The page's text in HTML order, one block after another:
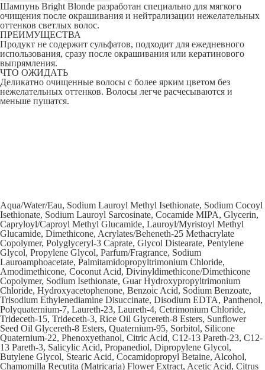
Шампунь Bright Blonde разработан специально для мягкого
очищения после окрашивания и нейтрализации нежелательных
оттенков светлых волос.
ПРЕИМУЩЕСТВА
Продукт не содержит сульфатов, подходит для ежедневного
использования, сразу после окрашивания или кератинового
выпрямления.
ЧТО ОЖИДАТЬ
Деликатно очищенные волосы с более ярким цветом без
нежелательных оттенков. Волосы легче расчесываются и
меньше пушатся.
Aqua/Water/Eau, Sodium Lauroyl Methyl Isethionate, Sodium Cocoyl
Isethionate, Sodium Lauroyl Sarcosinate, Cocamide MIPA, Glycerin,
Capryloyl/Caproyl Methyl Glucamide, Lauroyl/Myristoyl Methyl
Glucamide, Dimethicone, Acrylates/Beheneth-25 Methacrylate
Copolymer, Polyglyceryl-3 Caprate, Glycol Distearate, Pentylene
Glycol, Propylene Glycol, Parfum/Fragrance, Sodium
Lauroamphoacetate, Palmitamidopropyltrimonium Chloride,
Amodimethicone, Coconut Acid, Divinyldimethicone/Dimethicone
Copolymer, Sodium Isethionate, Guar Hydroxypropyltrimonium
Chloride, Hydroxyacetophenone, Benzoic Acid, Sodium Benzoate,
Trisodium Ethylenediamine Disuccinate, Disodium EDTA, Panthenol,
Polyquaternium-7, Laureth-23, Laureth-4, Cetrimonium Chloride,
Trideceth-15, Trideceth-3, Rice Oil Glycereth-8 Esters, Sunflower
Seed Oil Glycereth-8 Esters, Quaternium-95, Sorbitol, Silicone
Quaternium-22, Phenoxyethanol, Citric Acid, C12-13 Pareth-23, C12-
13 Pareth-3, Salicylic Acid, Propanediol, Dipropylene Glycol,
Butylene Glycol, Stearic Acid, Cocamidopropyl Betaine, Alcohol,
Chamomilla Recutita (Matricaria) Flower Extract, Acetic Acid, Citrus